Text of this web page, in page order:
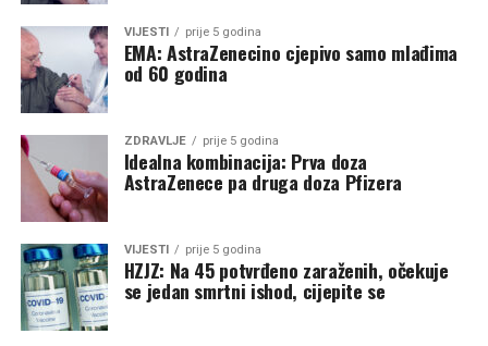
VIJESTI prije 5 godina
EMA: AstraZenecino cjepivo samo mlađima
od 60 godina
ZDRAVLJE prije 5 godina
Idealna kombinacija: Prva doza
AstraZenece pa druga doza Pfizera
VIJESTI prije 5 godina
HZJZ: Na 45 potvrđeno zaraženih, očekuje
se jedan smrtni ishod, cijepite se